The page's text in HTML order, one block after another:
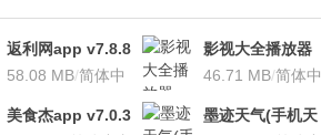
返利网app v7.8.8
安卓版
58.08 MB/简体中
影视大全播放器
v3.1.7 安卓版
46.71 MB/简体中
美食杰app v7.0.3
墨迹天气(手机天